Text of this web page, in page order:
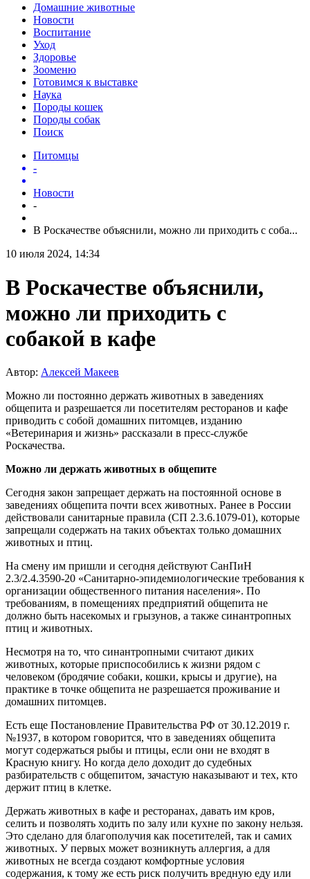
Домашние животные
Новости
Воспитание
Уход
Здоровье
Зооменю
Готовимся к выставке
Наука
Породы кошек
Породы собак
Поиск
Питомцы
-
Новости
-
В Роскачестве объяснили, можно ли приходить с соба...
10 июля 2024, 14:34
В Роскачестве объяснили,
можно ли приходить с
собакой в кафе
Автор: Алексей Макеев
Можно ли постоянно держать животных в заведениях
общепита и разрешается ли посетителям ресторанов и кафе
приводить с собой домашних питомцев, изданию
«Ветеринария и жизнь» рассказали в пресс-службе
Роскачества.
Можно ли держать животных в общепите
Сегодня закон запрещает держать на постоянной основе в
заведениях общепита почти всех животных. Ранее в России
действовали санитарные правила (СП 2.3.6.1079-01), которые
запрещали содержать на таких объектах только домашних
животных и птиц.
На смену им пришли и сегодня действуют СанПиН
2.3/2.4.3590-20 «Санитарно-эпидемиологические требования к
организации общественного питания населения». По
требованиям, в помещениях предприятий общепита не
должно быть насекомых и грызунов, а также синантропных
птиц и животных.
Несмотря на то, что синантропными считают диких
животных, которые приспособились к жизни рядом с
человеком (бродячие собаки, кошки, крысы и другие), на
практике в точке общепита не разрешается проживание и
домашних питомцев.
Есть еще Постановление Правительства РФ от 30.12.2019 г.
№1937, в котором говорится, что в заведениях общепита
могут содержаться рыбы и птицы, если они не входят в
Красную книгу. Но когда дело доходит до судебных
разбирательств с общепитом, зачастую наказывают и тех, кто
держит птиц в клетке.
Держать животных в кафе и ресторанах, давать им кров,
селить и позволять ходить по залу или кухне по закону нельзя.
Это сделано для благополучия как посетителей, так и самих
животных. У первых может возникнуть аллергия, а для
животных не всегда создают комфортные условия
содержания, к тому же есть риск получить вредную еду или